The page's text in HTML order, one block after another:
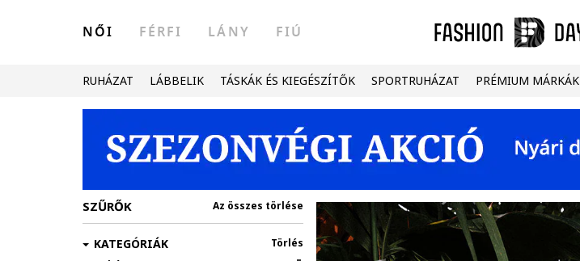
NŐI FÉRFI LÁNY FIÚ
RUHÁZAT LÁBBELIK TÁSKÁK ÉS KIEGÉSZÍTŐK SPORTRUHÁZAT PRÉMIUM MÁRKÁK
SZŰRŐK Az összes törlése
KATEGÓRIÁK Törlés